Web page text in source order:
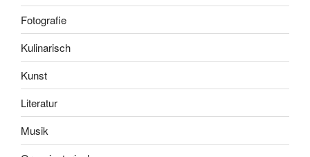
Fotografie
Kulinarisch
Kunst
Literatur
Musik